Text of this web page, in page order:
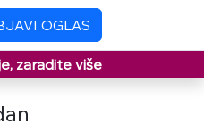
OGLAS
zaradite više